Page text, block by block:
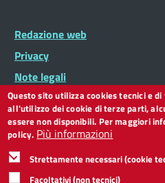
Footer
Widget
Footer
menu
Redazione web
Privacy
Note legali
Dichiarazione di accessibilità
CC BY 3.0 IT
Questo sito utilizza cookies tecnici e
all'utilizzo dei cookie di terze parti,
essere non disponibili. Per maggiori
policy. Più informazioni
Strettamente necessari (cookie
Facoltativi (non tecnici)